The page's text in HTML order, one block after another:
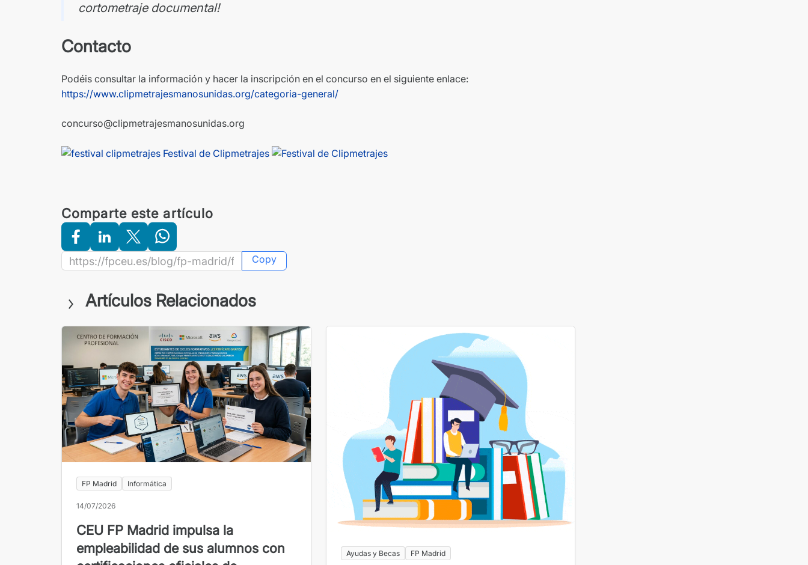
cortometraje documental!
Contacto
Podéis consultar la información y hacer la inscripción en el concurso en el siguiente enlace:
https://www.clipmetrajesmanosunidas.org/categoria-general/
concurso@clipmetrajesmanosunidas.org
Comparte este artículo
Copy
Artículos Relacionados
FP Madrid Informática
14/07/2026
CEU FP Madrid impulsa la
empleabilidad de sus alumnos con
Ayudas y Becas FP Madrid